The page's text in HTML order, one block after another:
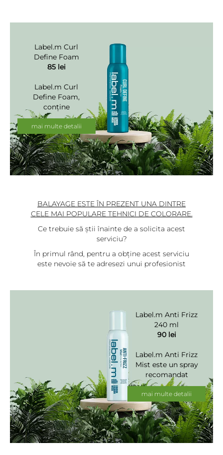
Label.m Curl
Define Foam
85 lei
Label.m Curl
Define Foam,
conține
ingrediente
naturale ce ajută
la controlarea
părului creț,
conferind textură
buclelor.
mai multe detalii
BALAYAGE ESTE ÎN PREZENT UNA DINTRE
CELE MAI POPULARE TEHNICI DE COLORARE.
Ce trebuie să știi înainte de a solicita acest
serviciu?
În primul rând, pentru a obține acest serviciu
este nevoie să te adresezi unui profesionist
purta pe durata a 4-5 luni, deci merită să
investești, și să te adresezi unui profesionist și
să-i urmezi sfaturile.
Label.m Anti Frizz
240 ml
90 lei
Label.m Anti Frizz
Mist este un spray
recomandat
pentru toate
tipurile de păr.
Protejează
împotriva
deteriorării
provocate de
factori termici și
mai multe detalii